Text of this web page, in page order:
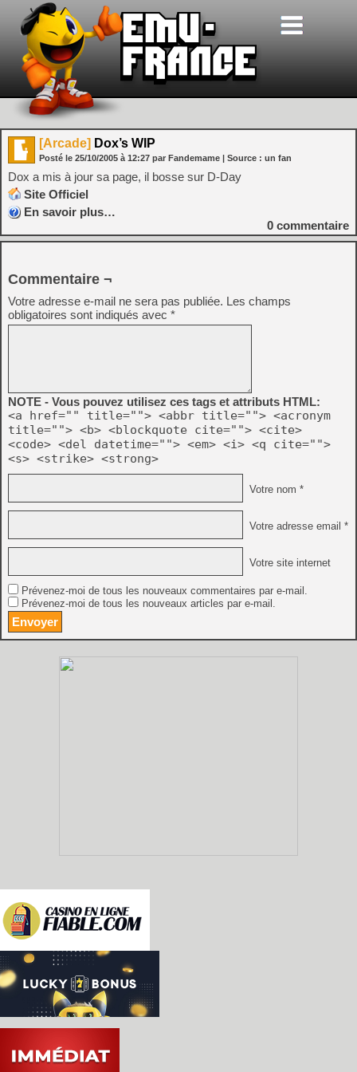
[Arcade] Dox’s WIP
Posté le 25/10/2005 à 12:27 par Fandemame | Source : un fan
Dox a mis à jour sa page, il bosse sur D-Day
Site Officiel
En savoir plus…
0 commentaire
Commentaire ¬
Votre adresse e-mail ne sera pas publiée. Les champs
obligatoires sont indiqués avec *
NOTE - Vous pouvez utilisez ces tags et attributs HTML:
<a href="" title=""> <abbr title=""> <acronym
title=""> <b> <blockquote cite=""> <cite>
<code> <del datetime=""> <em> <i> <q cite="">
<s> <strike> <strong>
Votre nom *
Votre adresse email *
Votre site internet
Prévenez-moi de tous les nouveaux commentaires par e-mail.
Prévenez-moi de tous les nouveaux articles par e-mail.